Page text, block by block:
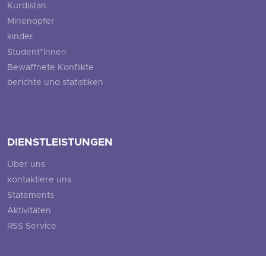
Kurdistan
Minenopfer
kinder
Student*innen
Bewaffnete Konflikte
berichte und statistiken
DIENSTLEISTUNGEN
Über uns
kontaktiere uns
Statements
Aktivitäten
RSS Service